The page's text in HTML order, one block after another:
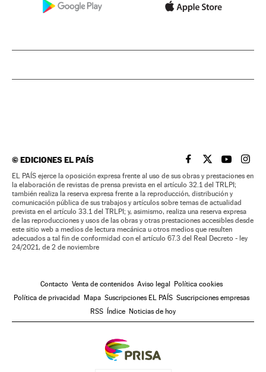
©EDICIONES EL PAÍS EL PAÍS BRASIL EN
EL PAÍSEL PAÍS
EL
EL PAÍS ejerce la oposición expresa frente al uso de sus obras y prestaciones en
la elaboración de revistas de prensa prevista en el artículo 32.1 del TRLPI;
también realiza la reserva expresa frente a la reproducción, distribución y
comunicación pública de sus trabajos y artículos sobre temas de actualidad
prevista en el artículo 33.1 del TRLPI; y, asimismo, realiza una reserva expresa
de las reproducciones y usos de las obras y otras prestaciones accesibles desde
este sitio web a medios de lectura mecánica u otros medios que resulten
adecuados a tal fin de conformidad con el artículo 67.3 del Real Decreto - ley
24/2021, de 2 de noviembre
Contacto Venta de contenidos Aviso legal Política cookies
Política de privacidad Mapa Suscripciones EL PAÍS Suscripciones empresas
RSS Índice Noticias de hoy